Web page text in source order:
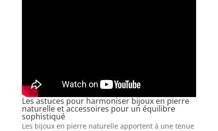
Les astuces pour harmoniser bijoux en pierre
naturelle et accessoires pour un équilibre
sophistiqué
Les bijoux en pierre naturelle apportent à une tenue